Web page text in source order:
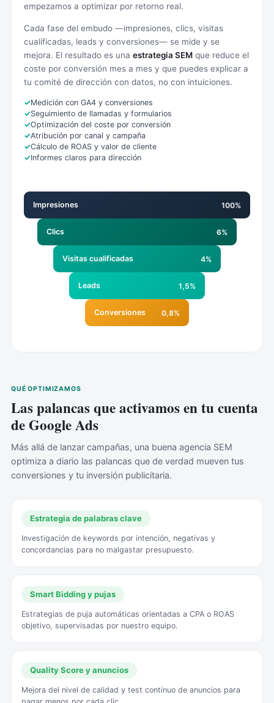
empezamos a optimizar por retorno real.
Cada fase del embudo —impresiones, clics, visitas
cualificadas, leads y conversiones— se mide y se
mejora. El resultado es una estrategia SEM que reduce el
coste por conversión mes a mes y que puedes explicar a
tu comité de dirección con datos, no con intuiciones.
Medición con GA4 y conversiones
Seguimiento de llamadas y formularios
Optimización del coste por conversión
Atribución por canal y campaña
Cálculo de ROAS y valor de cliente
Informes claros para dirección
Impresiones 100%
Clics 6%
Visitas cualificadas 4%
Leads 1,5%
Conversiones 0,8%
QUÉ OPTIMIZAMOS
Las palancas que activamos en tu cuenta
de Google Ads
Más allá de lanzar campañas, una buena agencia SEM
optimiza a diario las palancas que de verdad mueven tus
conversiones y tu inversión publicitaria.
Estrategia de palabras clave
Investigación de keywords por intención, negativas y
concordancias para no malgastar presupuesto.
Smart Bidding y pujas
Estrategias de puja automáticas orientadas a CPA o ROAS
objetivo, supervisadas por nuestro equipo.
Quality Score y anuncios
Mejora del nivel de calidad y test continuo de anuncios para